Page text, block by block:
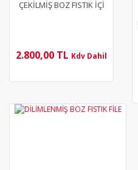
ÇEKİLMİŞ BOZ FISTIK İÇİ
2.800,00 TL Kdv Dahil